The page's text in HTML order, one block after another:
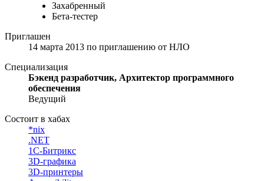
Захабренный
Бета-тестер
Приглашен
14 марта 2013 по приглашению от НЛО
Специализация
Бэкенд разработчик, Архитектор программного
обеспечения
Ведущий
Состоит в хабах
*nix
.NET
1С-Битрикс
3D-графика
3D-принтеры